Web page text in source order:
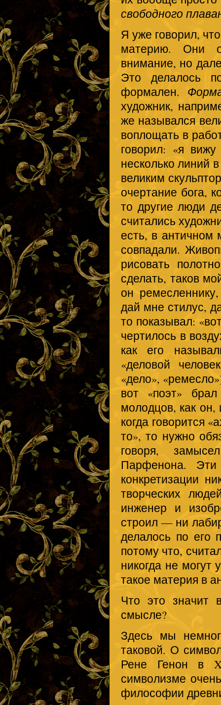
свободного
Я уже говорил,
материю. Они
внимание, но
Это делалось
формален.
художник,
же назывался
воплощать в
говорил: «я
несколько линий
великим
очертание бога,
то другие люди
считались
есть, в античном
совпадали.
рисовать
сделать, таков
он
дай мне стилус,
то показывал:
чертилось в
как его
«деловой
«дело»,
вот «поэт»
молодцов, как
когда говорится
то», то нужно
говоря,
Парфенона.
конкретизации
творческих
инженер и
строил — ни
делалось по его
потому что,
никогда не
такое материя в
Что это значит
смысле?
Здесь мы
таковой. О
Рене Генон в
символизме
философии